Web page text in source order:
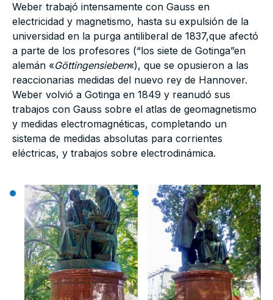
Weber trabajó intensamente con Gauss en
electricidad y magnetismo, hasta su expulsión de la
universidad en la purga antiliberal de 1837,que afectó
a parte de los profesores (“los siete de Gotinga”en
alemán «Göttingensieben«), que se opusieron a las
reaccionarias medidas del nuevo rey de Hannover.
Weber volvió a Gotinga en 1849 y reanudó sus
trabajos con Gauss sobre el atlas de geomagnetismo
y medidas electromagnéticas, completando un
sistema de medidas absolutas para corrientes
eléctricas, y trabajos sobre electrodinámica.